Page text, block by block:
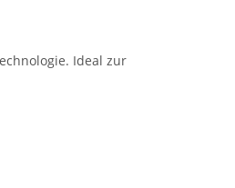
Ideal zur